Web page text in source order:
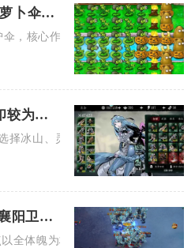
植物大战僵尸中的萝卜伞有何作用
，核心作用是抵御蹦极僵尸的偷窃
影之刃3中哪些刻印较为适合
择冰山、灵燕飞舞、韦陀伏魔、五
如何在侠义ol中对襄阳卫进行加点和选择技能以达到最佳效果
全体魄为核心、后期适度洗点补命